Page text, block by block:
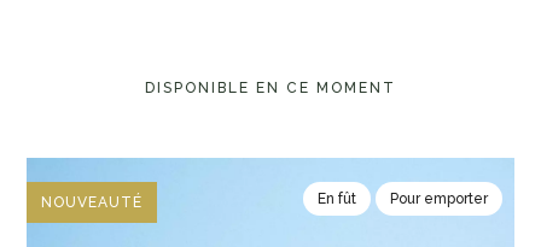
DISPONIBLE EN CE MOMENT
NOUVEAUTÉ En fût Pour emporter